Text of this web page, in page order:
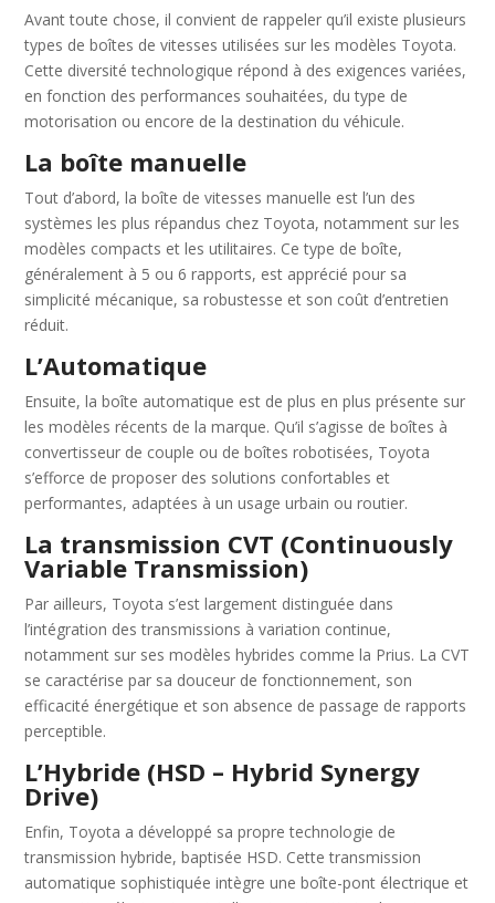
Avant toute chose, il convient de rappeler qu’il existe plusieurs
types de boîtes de vitesses utilisées sur les modèles Toyota.
Cette diversité technologique répond à des exigences variées,
en fonction des performances souhaitées, du type de
motorisation ou encore de la destination du véhicule.
La boîte manuelle
Tout d’abord, la boîte de vitesses manuelle est l’un des
systèmes les plus répandus chez Toyota, notamment sur les
modèles compacts et les utilitaires. Ce type de boîte,
généralement à 5 ou 6 rapports, est apprécié pour sa
simplicité mécanique, sa robustesse et son coût d’entretien
réduit.
L’Automatique
Ensuite, la boîte automatique est de plus en plus présente sur
les modèles récents de la marque. Qu’il s’agisse de boîtes à
convertisseur de couple ou de boîtes robotisées, Toyota
s’efforce de proposer des solutions confortables et
performantes, adaptées à un usage urbain ou routier.
La transmission CVT (Continuously
Variable Transmission)
Par ailleurs, Toyota s’est largement distinguée dans
l’intégration des transmissions à variation continue,
notamment sur ses modèles hybrides comme la Prius. La CVT
se caractérise par sa douceur de fonctionnement, son
efficacité énergétique et son absence de passage de rapports
perceptible.
L’Hybride (HSD – Hybrid Synergy
Drive)
Enfin, Toyota a développé sa propre technologie de
transmission hybride, baptisée HSD. Cette transmission
automatique sophistiquée intègre une boîte-pont électrique et